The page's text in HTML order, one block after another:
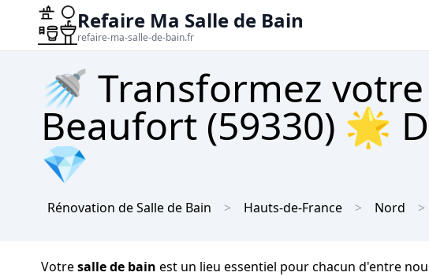
Refaire Ma Salle de Bain
refaire-ma-salle-de-bain.fr
🚿 Transformez
Beaufort (59330) 🌟
💎
Rénovation de Salle de Bain Hauts-de-France Nord
Votresalle de bain est un lieu essentiel pour chacun d'entre